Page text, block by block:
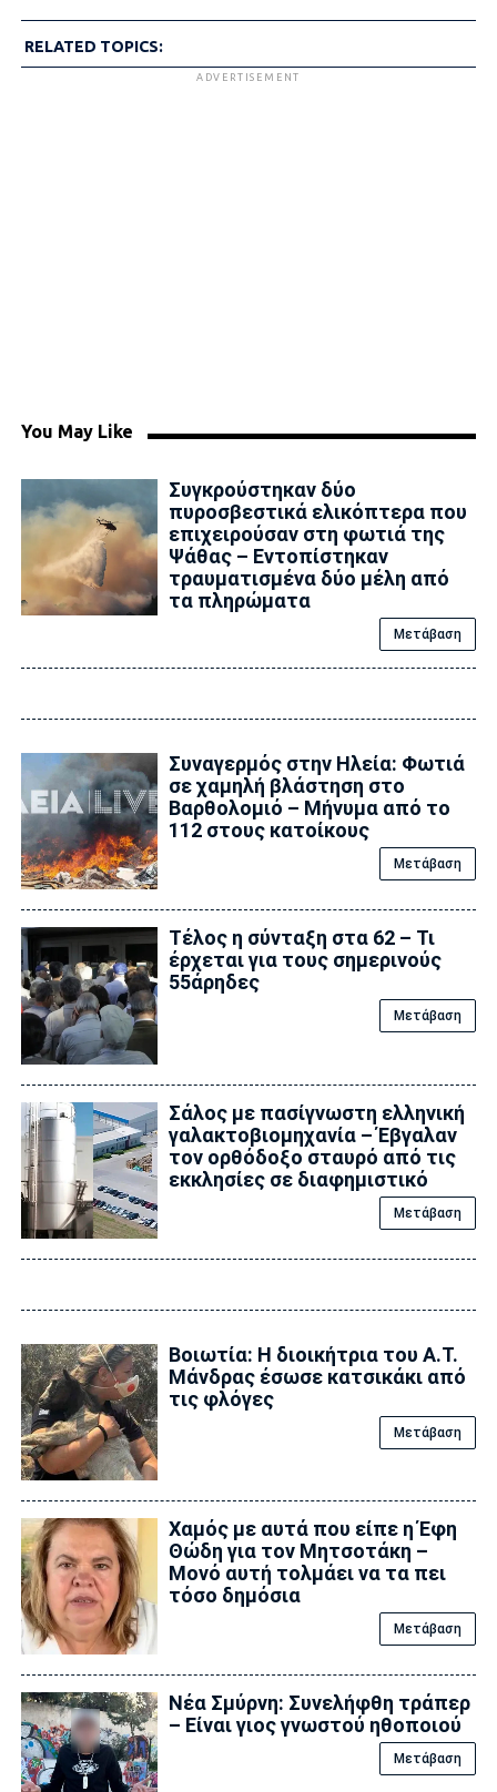
RELATED TOPICS:
ADVERTISEMENT
You May Like
Συγκρούστηκαν δύο
πυροσβεστικά ελικόπτερα που
επιχειρούσαν στη φωτιά της
Ψάθας – Εντοπίστηκαν
τραυματισμένα δύο μέλη από
τα πληρώματα
Μετάβαση
Συναγερμός στην Ηλεία: Φωτιά
σε χαμηλή βλάστηση στο
Βαρθολομιό – Μήνυμα από το
112 στους κατοίκους
Μετάβαση
Τέλος η σύνταξη στα 62 – Τι
έρχεται για τους σημερινούς
55άρηδες
Μετάβαση
Σάλος με πασίγνωστη ελληνική
γαλακτοβιομηχανία – Έβγαλαν
τον ορθόδοξο σταυρό από τις
εκκλησίες σε διαφημιστικό
Μετάβαση
Βοιωτία: Η διοικήτρια του Α.Τ.
Μάνδρας έσωσε κατσικάκι από
τις φλόγες
Μετάβαση
Χαμός με αυτά που είπε η Έφη
Θώδη για τον Μητσοτάκη –
Μονό αυτή τολμάει να τα πει
τόσο δημόσια
Μετάβαση
Νέα Σμύρνη: Συνελήφθη τράπερ
– Είναι γιος γνωστού ηθοποιού
Μετάβαση